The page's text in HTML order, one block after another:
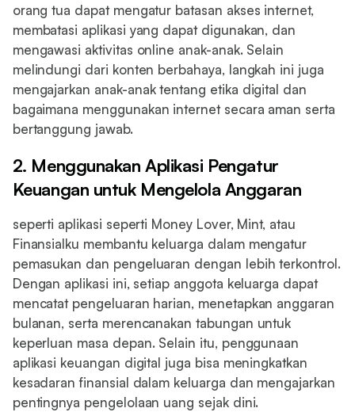
orang tua dapat mengatur batasan akses internet,
membatasi aplikasi yang dapat digunakan, dan
mengawasi aktivitas online anak-anak. Selain
melindungi dari konten berbahaya, langkah ini juga
mengajarkan anak-anak tentang etika digital dan
bagaimana menggunakan internet secara aman serta
bertanggung jawab.
2. Menggunakan Aplikasi Pengatur
Keuangan untuk Mengelola Anggaran
seperti aplikasi seperti Money Lover, Mint, atau
Finansialku membantu keluarga dalam mengatur
pemasukan dan pengeluaran dengan lebih terkontrol.
Dengan aplikasi ini, setiap anggota keluarga dapat
mencatat pengeluaran harian, menetapkan anggaran
bulanan, serta merencanakan tabungan untuk
keperluan masa depan. Selain itu, penggunaan
aplikasi keuangan digital juga bisa meningkatkan
kesadaran finansial dalam keluarga dan mengajarkan
pentingnya pengelolaan uang sejak dini.